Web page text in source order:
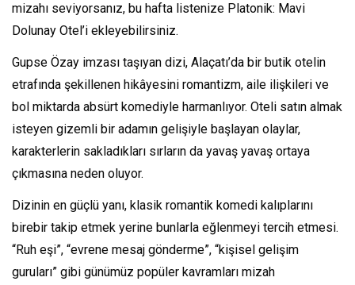
mizahı seviyorsanız, bu hafta listenize Platonik: Mavi
Dolunay Otel’i ekleyebilirsiniz.
Gupse Özay imzası taşıyan dizi, Alaçatı’da bir butik otelin
etrafında şekillenen hikâyesini romantizm, aile ilişkileri ve
bol miktarda absürt komediyle harmanlıyor. Oteli satın almak
isteyen gizemli bir adamın gelişiyle başlayan olaylar,
karakterlerin sakladıkları sırların da yavaş yavaş ortaya
çıkmasına neden oluyor.
Dizinin en güçlü yanı, klasik romantik komedi kalıplarını
birebir takip etmek yerine bunlarla eğlenmeyi tercih etmesi.
“Ruh eşi”, “evrene mesaj gönderme”, “kişisel gelişim
guruları” gibi günümüz popüler kavramları mizah